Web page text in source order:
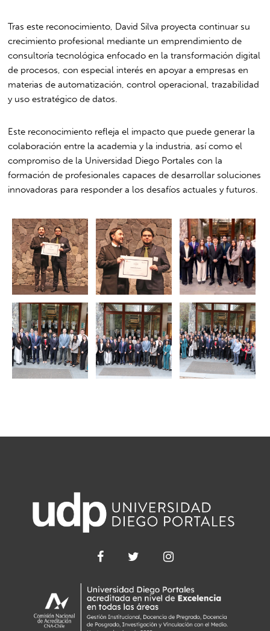
Tras este reconocimiento, David Silva proyecta continuar su
crecimiento profesional mediante un emprendimiento de
consultoría tecnológica enfocado en la transformación digital
de procesos, con especial interés en apoyar a empresas en
materias de automatización, control operacional, trazabilidad
y uso estratégico de datos.
Este reconocimiento refleja el impacto que puede generar la
colaboración entre la academia y la industria, así como el
compromiso de la Universidad Diego Portales con la
formación de profesionales capaces de desarrollar soluciones
innovadoras para responder a los desafíos actuales y futuros.